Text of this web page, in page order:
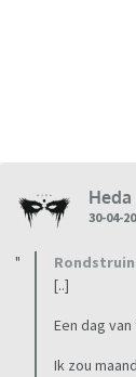
Heda
30-04-
[..]
Een dag
Ik zou